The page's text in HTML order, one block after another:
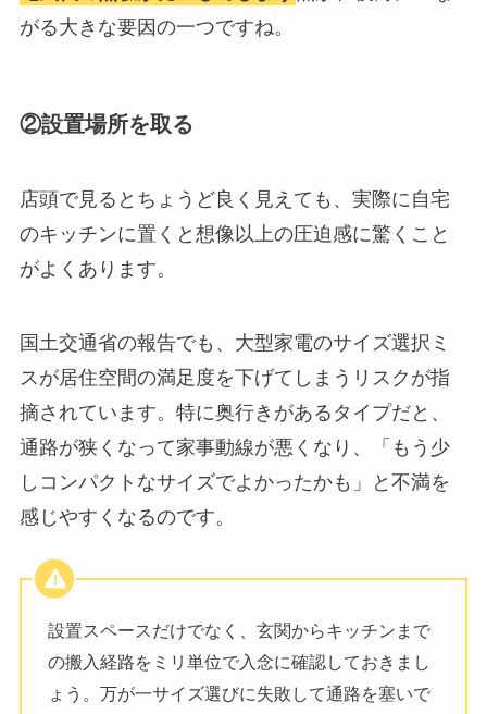
がる大きな要因の一つですね。
②設置場所を取る
店頭で見るとちょうど良く見えても、実際に自宅
のキッチンに置くと想像以上の圧迫感に驚くこと
がよくあります。
国土交通省の報告でも、大型家電のサイズ選択ミ
スが居住空間の満足度を下げてしまうリスクが指
摘されています。特に奥行きがあるタイプだと、
通路が狭くなって家事動線が悪くなり、「もう少
しコンパクトなサイズでよかったかも」と不満を
感じやすくなるのです。
設置スペースだけでなく、玄関からキッチンまで
の搬入経路をミリ単位で入念に確認しておきまし
ょう。万が一サイズ選びに失敗して通路を塞いで